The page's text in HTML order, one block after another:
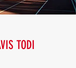
TODI